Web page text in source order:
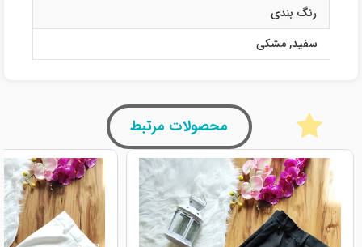
رنگ بندی
سفید,مشکی
محصولات مرتبط